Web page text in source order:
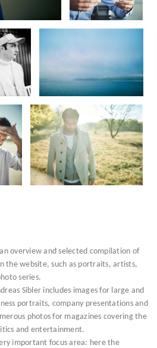
overview and selected compilation of
the website, such as portraits, artists,
series.
Sibler includes images for large and
portraits, company presentations and
photos for magazines covering the
and entertainment.
important focus area: here the